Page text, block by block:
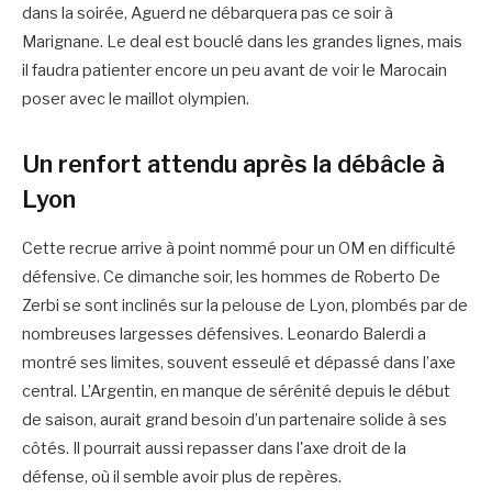
dans la soirée, Aguerd ne débarquera pas ce soir à
Marignane. Le deal est bouclé dans les grandes lignes, mais
il faudra patienter encore un peu avant de voir le Marocain
poser avec le maillot olympien.
Un renfort attendu après la débâcle à
Lyon
Cette recrue arrive à point nommé pour un OM en difficulté
défensive. Ce dimanche soir, les hommes de Roberto De
Zerbi se sont inclinés sur la pelouse de Lyon, plombés par de
nombreuses largesses défensives. Leonardo Balerdi a
montré ses limites, souvent esseulé et dépassé dans l’axe
central. L’Argentin, en manque de sérénité depuis le début
de saison, aurait grand besoin d’un partenaire solide à ses
côtés. Il pourrait aussi repasser dans l'axe droit de la
défense, où il semble avoir plus de repères.